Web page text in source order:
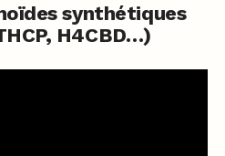
synthétiques
H4CBD…)